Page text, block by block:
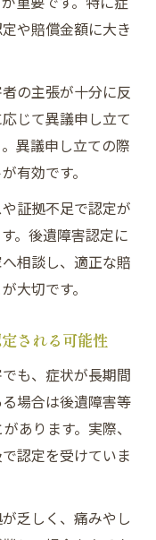
の重要性を解
を有利に進め
きる慰謝料の基
の違いと注意
慰謝料請求の流
るための交渉術
求でよくある疑
や賠償金額に大き
の主張が十分に反
じて異議申し立て
異議申し立ての際
有効です。
証拠不足で認定が
。後遺障害認定に
相談し、適正な賠
大切です。
される可能性
も、症状が長期間
場合は後遺障害等
あります。実際、
認定を受けていま
乏しく、痛みやし